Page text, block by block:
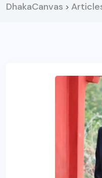
DhakaCanvas >